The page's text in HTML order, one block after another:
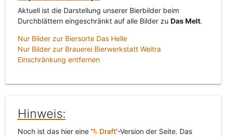
Aktuell ist die Darstellung unserer Bierbilder beim
Durchblättern eingeschränkt auf alle Bilder zu Das Melt.
Nur Bilder zur Biersorte Das Helle
Nur Bilder zur Brauerei Bierwerkstatt Weitra
Einschränkung entfernen
Hinweis:
Noch ist das hier eine ' Draft'-Version der Seite. Das